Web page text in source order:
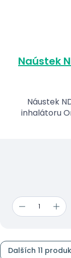
Naústek
Náustek
inhalátoru
Dalších 11